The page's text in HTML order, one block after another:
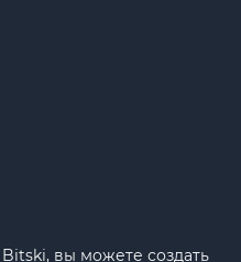
вы можете создать